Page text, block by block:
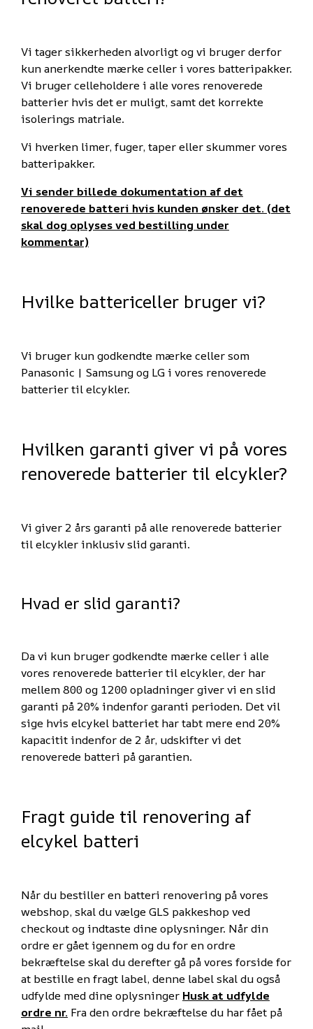
Vi tager sikkerheden alvorligt og vi bruger derfor
kun anerkendte mærke celler i vores batteripakker.
Vi bruger celleholdere i alle vores renoverede
batterier hvis det er muligt, samt det korrekte
isolerings matriale.
Vi hverken limer, fuger, taper eller skummer vores
batteripakker.
Vi sender billede dokumentation af det
renoverede batteri hvis kunden ønsker det. (det
skal dog oplyses ved bestilling under
kommentar)
Hvilke battericeller bruger vi?
Vi bruger kun godkendte mærke celler som
Panasonic | Samsung og LG i vores renoverede
batterier til elcykler.
Hvilken garanti giver vi på vores
renoverede batterier til elcykler?
Vi giver 2 års garanti på alle renoverede batterier
til elcykler inklusiv slid garanti.
Hvad er slid garanti?
Da vi kun bruger godkendte mærke celler i alle
vores renoverede batterier til elcykler, der har
mellem 800 og 1200 opladninger giver vi en slid
garanti på 20% indenfor garanti perioden. Det vil
sige hvis elcykel batteriet har tabt mere end 20%
kapacitit indenfor de 2 år, udskifter vi det
renoverede batteri på garantien.
Fragt guide til renovering af
elcykel batteri
Når du bestiller en batteri renovering på vores
webshop, skal du vælge GLS pakkeshop ved
checkout og indtaste dine oplysninger. Når din
ordre er gået igennem og du for en ordre
bekræftelse skal du derefter gå på vores forside for
at bestille en fragt label, denne label skal du også
udfylde med dine oplysningerHusk at udfylde
ordre nr. Fra den ordre bekræftelse du har fået på